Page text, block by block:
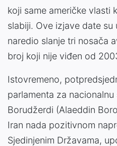
koji same američke vlasti
slabiji. Ove izjave date su
naredio slanje tri nosača
broj koji nije viđen od
Istovremeno,
parlamenta za
Borudžerdi (Alaeddin
Iran nada pozitivnom
Sjedinjenim Državama,